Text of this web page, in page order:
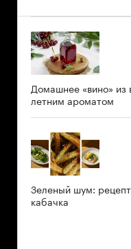
Домашнее «вино» из
летним ароматом
Зеленый шум:
кабачка